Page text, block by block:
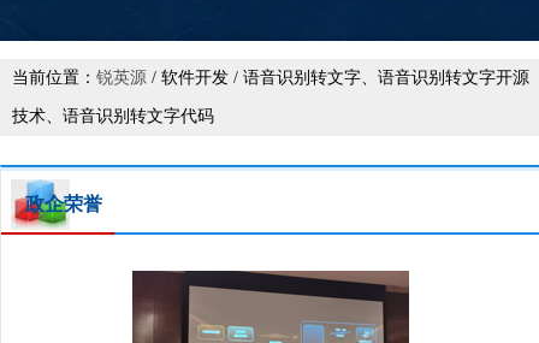
当前位置： 锐英源 / 软件开发 / 语音识别转文字、语音识别转文字开源
技术、语音识别转文字代码
政企荣誉